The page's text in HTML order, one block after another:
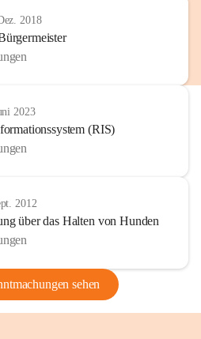
2018
2023
(RIS)
2012
über das Halten von Hunden
sehen